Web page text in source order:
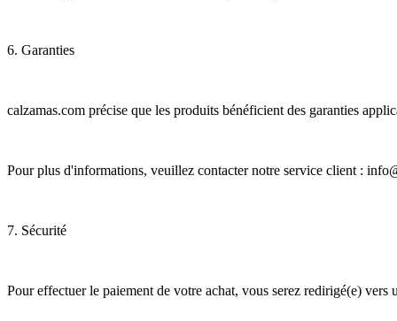
6. Garanties
calzamas.com précise que les produits bénéficient des garanties
Pour plus d'informations, veuillez contacter notre service client :
7. Sécurité
Pour effectuer le paiement de votre achat, vous serez redirigé(e) vers